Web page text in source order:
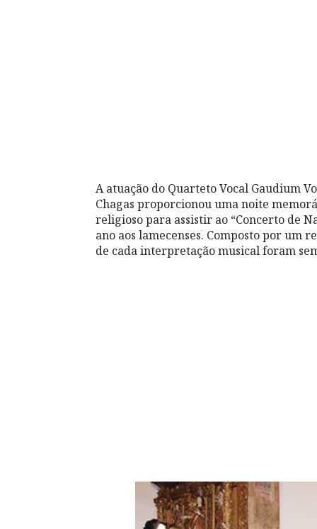
A atuação do Quarteto Vocal Gaudium
Chagas proporcionou uma noite
religioso para assistir ao “Concerto de
ano aos lamecenses. Composto por um
de cada interpretação musical foram